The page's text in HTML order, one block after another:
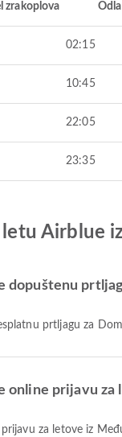
zrakoplova
02:15
10:45
22:05
23:35
Airblue
prtljagu za
online prijavu za